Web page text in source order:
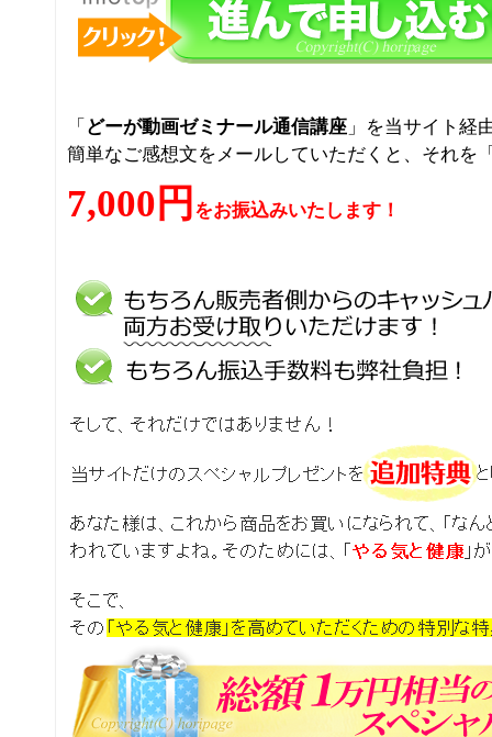
「 どーが動画ゼミナール通信講座 」を当サイト経
簡単なご感想文をメールしていただくと、それを
7,000円 をお振込みいたします！